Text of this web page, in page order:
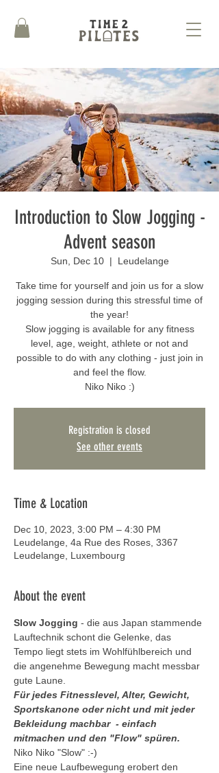
Introduction to Slow Jogging -
Advent season
Sun, Dec 10
  |
Leudelange
Take time for yourself and join us for a slow
jogging session during this stressful time of
the year!
Slow jogging is available for any fitness
level, age, weight, athlete or not and
possible to do with any clothing - just join in
and feel the flow.
Niko Niko :)
Registration is closed
See other events
Time & Location
Dec 10, 2023, 3:00 PM – 4:30 PM
Leudelange, 4a Rue des Roses, 3367
Leudelange, Luxembourg
About the event
Slow Jogging - die aus Japan stammende
Lauftechnik schont die Gelenke, das
Tempo liegt stets im Wohlfühlbereich und
die angenehme Bewegung macht messbar
gute Laune.
Für jedes Fitnesslevel, Alter, Gewicht,
Sportskanone oder nicht und mit jeder
Bekleidung machbar  - einfach
mitmachen und den "Flow" spüren.
Niko Niko "Slow" :-)
Eine neue Laufbewegung erobert den